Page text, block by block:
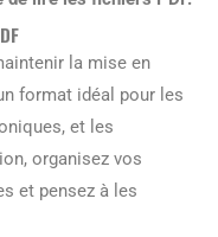
la mise en
format idéal pour les
et les
organisez vos
et pensez à les